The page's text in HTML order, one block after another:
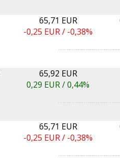
65,71 EUR
-0,25 EUR / -0,38%
65,92 EUR
0,29 EUR /0,44%
65,71 EUR
-0,25 EUR / -0,38%